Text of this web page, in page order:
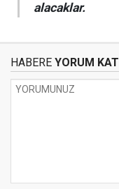
alacaklar.
HABERE YORUM KAT